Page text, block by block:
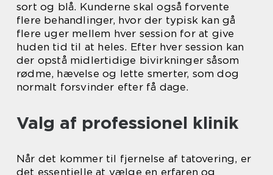
sort og blå. Kunderne skal også forvente
flere behandlinger, hvor der typisk kan gå
flere uger mellem hver session for at give
huden tid til at heles. Efter hver session kan
der opstå midlertidige bivirkninger såsom
rødme, hævelse og lette smerter, som dog
normalt forsvinder efter få dage.
Valg af professionel klinik
Når det kommer til fjernelse af tatovering, er
det essentielle at vælge en erfaren og